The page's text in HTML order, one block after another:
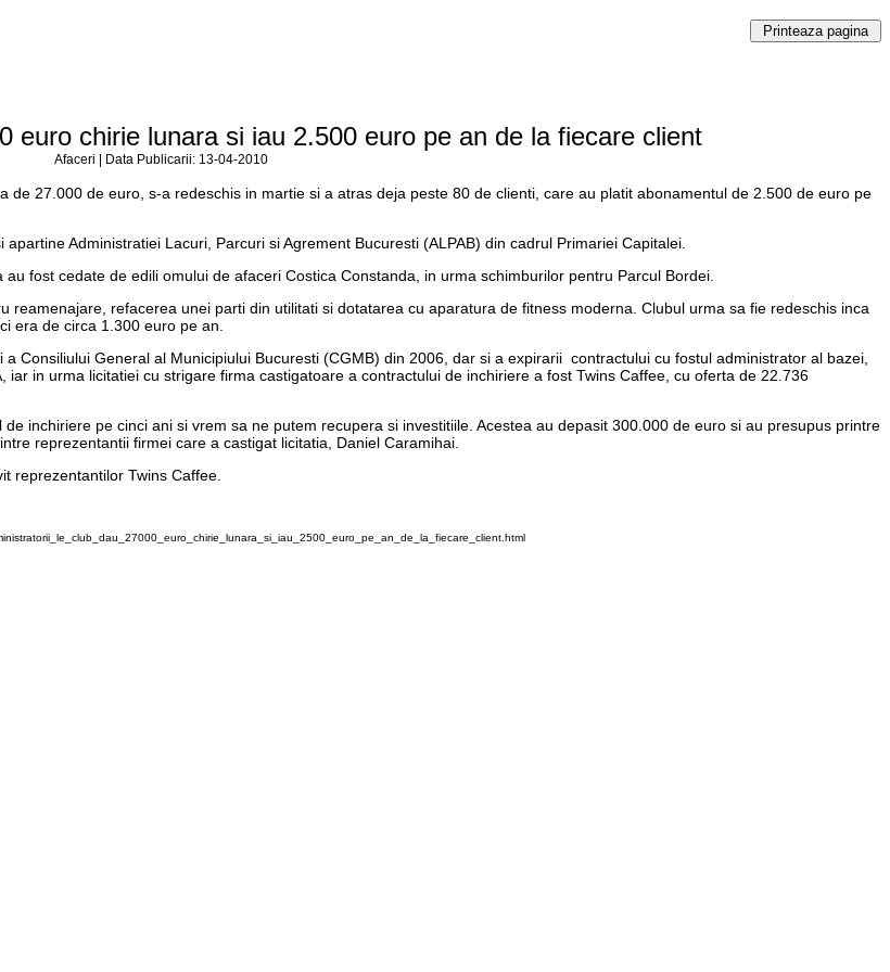
euro chirie lunara si iau 2.500 euro pe an de la fiecare client
Afaceri | Data Publicarii: 13-04-2010
27.000 de euro, s-a redeschis in martie si a atras deja peste 80 de clienti, care au platit abonamentul de 2.500 de euro pe
Administratiei Lacuri, Parcuri si Agrement Bucuresti (ALPAB) din cadrul Primariei Capitalei.
fost cedate de edili omului de afaceri Costica Constanda, in urma schimburilor pentru Parcul Bordei.
refacerea unei parti din utilitati si dotatarea cu aparatura de fitness moderna. Clubul urma sa fie redeschis inca
era de circa 1.300 euro pe an.
Consiliului General al Municipiului Bucuresti (CGMB) din 2006, dar si a expirarii contractului cu fostul administrator al bazei,
in urma licitatiei cu strigare firma castigatoare a contractului de inchiriere a fost Twins Caffee, cu oferta de 22.736
inchiriere pe cinci ani si vrem sa ne putem recupera si investitiile. Acestea au depasit 300.000 de euro si au presupus printre
reprezentantii firmei care a castigat licitatia, Daniel Caramihai.
reprezentantilor Twins Caffee.